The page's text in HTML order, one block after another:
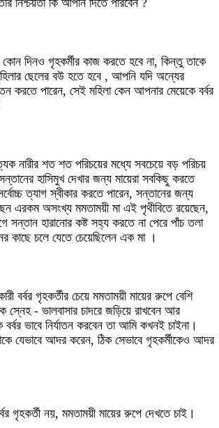
দিনও গৃহকর্মীর কাজ করতে হবে না, কিন্তু তাকে
ছেলের বউ হতে হবে , আপনি যদি অন্যের
করতে পারেন, সেই মহিলা কেন আপনার মেয়েকে বর্বর
নারীর শত শত পরিচয়ের মধ্যে সবচেয়ে বড় পরিচয়
হাসিমুখ দেখার জন্য মায়েরা সবকিছু করতে
ত্যাগ স্বীকার করতে পারেন, সন্তানের জন্য
এরকম অসংখ্য মমতাময়ী মা এই পৃথীবিতে রয়েছেন,
হারানোর কষ্ট সহ্য করতে না পেরে পাঁচ তলা
কাছে চলে যেতে চেয়েছিলেন এক মা ।
বর্বর গৃহকর্তীর চেয়ে মমতাময়ী মায়ের রুপে বেশি
স্নেহ - ভালবাসার চাদরে জড়িয়ে রাখবেন আর
ভাবে নির্যাতন করবেন তা আমি কখনই চাইনা।
যেভাবে আদর করেন, ঠিক সেভাবে গৃহকর্মীকেও আদর
গৃহকর্তী নয়, মমতাময়ী মায়ের রুপে দেখতে চাই।